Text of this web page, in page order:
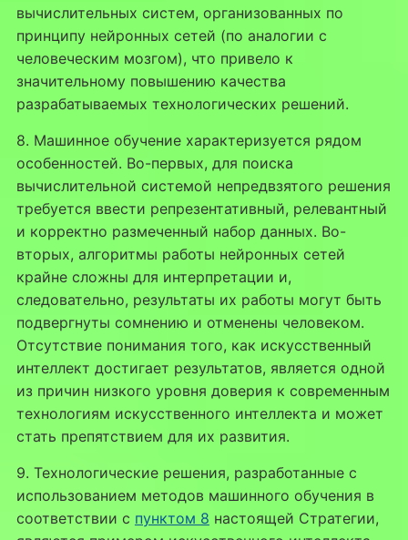
вычислительных систем, организованных по
принципу нейронных сетей (по аналогии с
человеческим мозгом), что привело к
значительному повышению качества
разрабатываемых технологических решений.
8. Машинное обучение характеризуется рядом
особенностей. Во-первых, для поиска
вычислительной системой непредвзятого решения
требуется ввести репрезентативный, релевантный
и корректно размеченный набор данных. Во-
вторых, алгоритмы работы нейронных сетей
крайне сложны для интерпретации и,
следовательно, результаты их работы могут быть
подвергнуты сомнению и отменены человеком.
Отсутствие понимания того, как искусственный
интеллект достигает результатов, является одной
из причин низкого уровня доверия к современным
технологиям искусственного интеллекта и может
стать препятствием для их развития.
9. Технологические решения, разработанные с
использованием методов машинного обучения в
соответствии с пунктом 8 настоящей Стратегии,